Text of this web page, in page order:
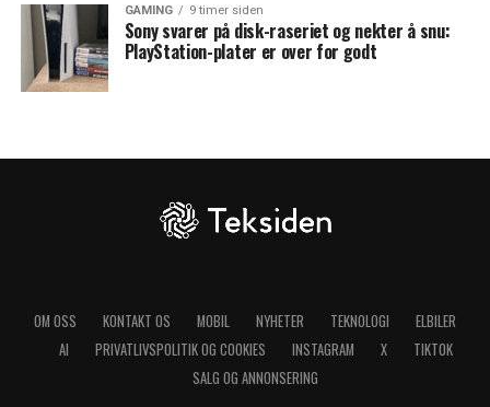
GAMING 9 timer siden
Sony svarer på disk-raseriet og nekter å snu:
PlayStation-plater er over for godt
OM OSS KONTAKT OS MOBIL NYHETER TEKNOLOGI
ELBILER
AI
PRIVATLIVSPOLITIK OG COOKIES INSTAGRAM X
TIKTOK
SALG OG ANNONSERING